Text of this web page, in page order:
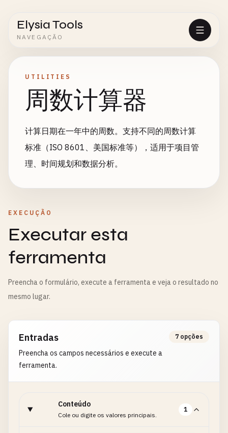
Elysia Tools
NAVEGAÇÃO
UTILITIES
周数计算器
计算日期在一年中的周数。支持不同的周数计算
标准（ISO 8601、美国标准等），适用于项目管
理、时间规划和数据分析。
EXECUÇÃO
Executar esta
ferramenta
Preencha o formulário, execute a ferramenta e veja o resultado no
mesmo lugar.
Entradas
Preencha os campos necessários e execute a
ferramenta.
7 opções
Conteúdo
Cole ou digite os valores principais.
1